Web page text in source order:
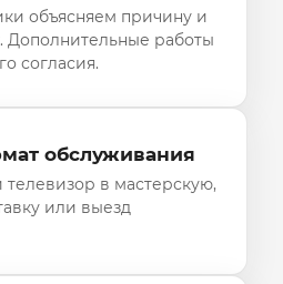
объясняем причину и
Дополнительные работы
согласия.
обслуживания
в мастерскую,
или выезд